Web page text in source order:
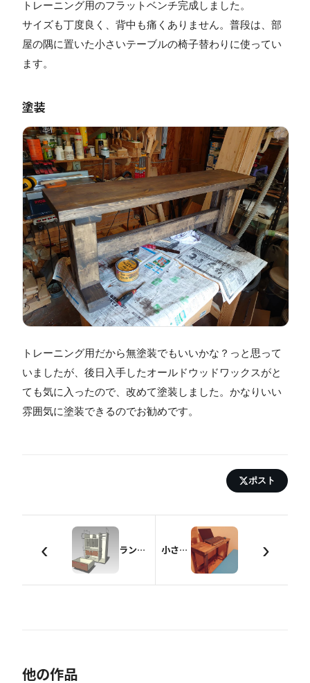
トレーニング用のフラットベンチ完成しました。
サイズも丁度良く、背中も痛くありません。普段は、部
屋の隅に置いた小さいテーブルの椅子替わりに使ってい
ます。
塗装
トレーニング用だから無塗装でもいいかな？っと思って
いましたが、後日入手したオールドウッドワックスがと
ても気に入ったので、改めて塗装しました。かなりいい
雰囲気に塗装できるのでお勧めです。
ポスト
‹ ランドセルラック 小さくてシンプルな机 ›
他の作品